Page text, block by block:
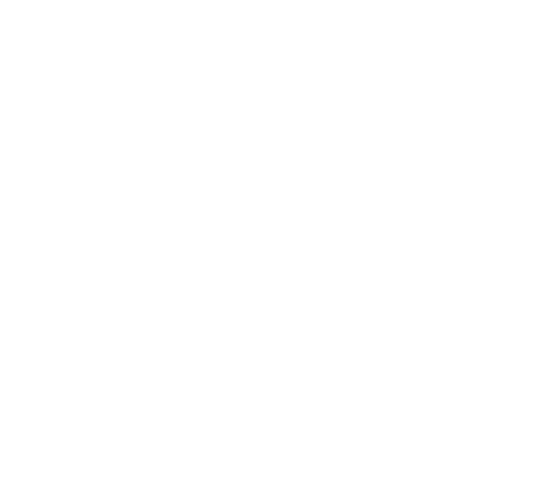
年1月12日よ